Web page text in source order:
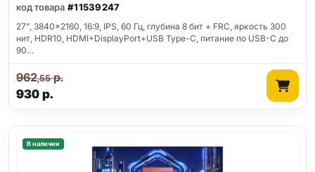
код товара #11539247
27", 3840x2160, 16:9, IPS, 60 Гц, глубина 8 бит + FRC, яркость 300
нит, HDR10, HDMI+DisplayPort+USB Type-C, питание по USB-C до
90…
930р.
962,55р.
В наличии